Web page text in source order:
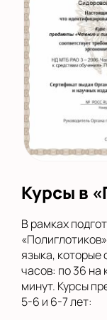
Курсы в
В рамках
языка, которые
часов: по 36 на
минут. Курсы
5-6 и 6-7 лет: